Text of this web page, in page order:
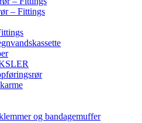
– Fittings
og bandagemuffer